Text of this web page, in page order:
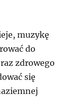
muzykę
do
zdrowego
się